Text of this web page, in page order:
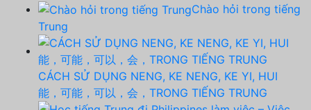
Chào hỏi trong tiếng
Trung
CÁCH SỬ DỤNG NENG, KE NENG, KE YI, HUI
能，可能，可以，会，TRONG TIẾNG TRUNG